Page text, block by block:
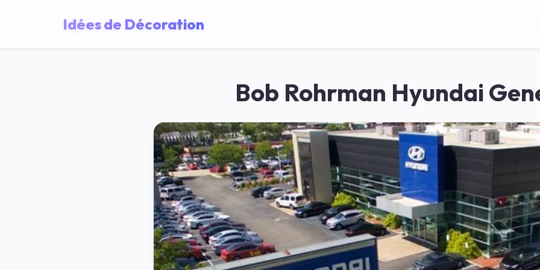
Idées de Décoration
Bob Rohrman Hyundai